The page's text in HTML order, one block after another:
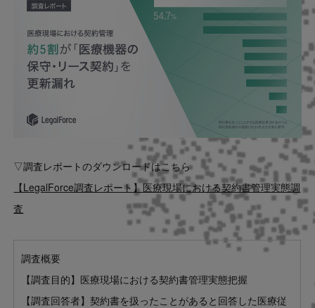
▽調査レポートのダウンロードはこちら
【LegalForce調査レポート】医療現場における契約書管理実態調
査
調査概要
【調査目的】医療現場における契約書管理実態把握
【調査回答者】契約書を扱ったことがあると回答した医療従